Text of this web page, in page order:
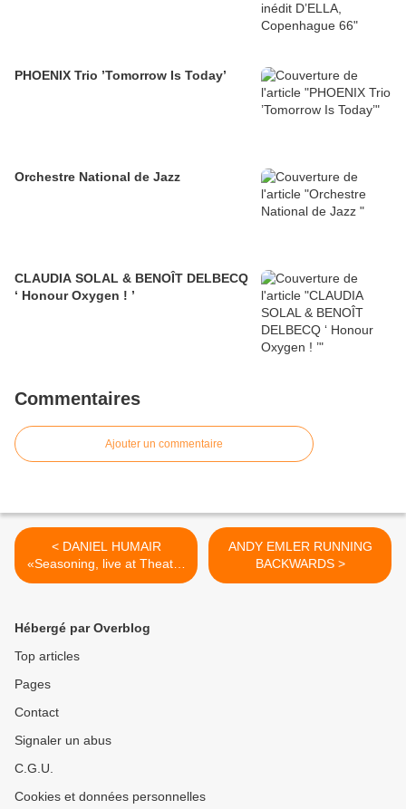
PHOENIX Trio ’Tomorrow Is Today’
Orchestre National de Jazz
CLAUDIA SOLAL & BENOÎT DELBECQ
‘ Honour Oxygen ! ’
Commentaires
Ajouter un commentaire
< DANIEL HUMAIR
«Seasoning, live at Theater
Gütersloh»
ANDY EMLER RUNNING
BACKWARDS >
Hébergé par Overblog
Top articles
Pages
Contact
Signaler un abus
C.G.U.
Cookies et données personnelles